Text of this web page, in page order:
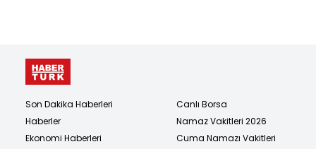
Son Dakika Haberleri
Haberler
Ekonomi Haberleri
Canlı Borsa
Namaz Vakitleri 2026
Cuma Namazı Vakitleri